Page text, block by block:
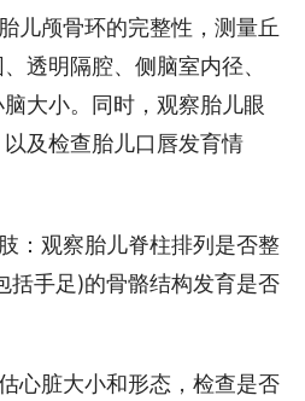
颅骨环的完整性，测量丘
透明隔腔、侧脑室内径、
大小。同时，观察胎儿眼
及检查胎儿口唇发育情
观察胎儿脊柱排列是否整
括手足)的骨骼结构发育是否
脏大小和形态，检查是否